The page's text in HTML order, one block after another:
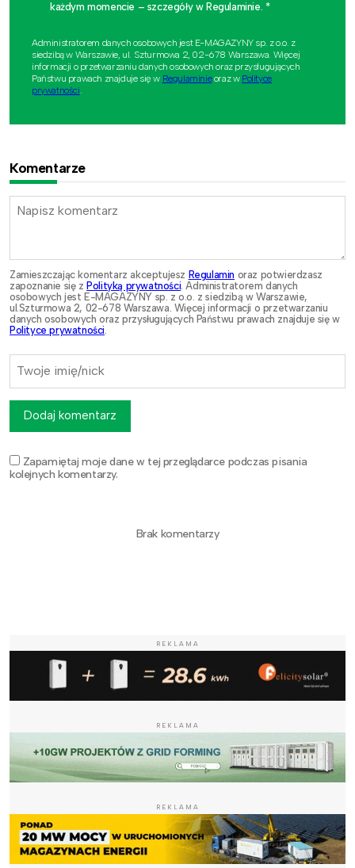
każdym momencie – szczegóły w Regulaminie. *
Administratorem danych osobowych jest E-MAGAZYNY sp. z o.o. z
siedzibą w Warszawie, ul. Szturmowa 2, 02-678 Warszawa. Więcej
informacji o przetwarzaniu danych osobowych oraz przysługujących
Państwu prawach znajduje się w Regulaminieoraz w Polityce
prywatności.
Komentarze
Zamieszczając komentarz akceptujesz Regulamin oraz potwierdzasz
zapoznanie się z Polityką prywatności. Administratorem danych
osobowych jest E-MAGAZYNY sp. z o.o. z siedzibą w Warszawie,
ul.Szturmowa 2, 02-678 Warszawa. Więcej informacji o przetwarzaniu
danych osobowych oraz przysługujących Państwu prawach znajduje się w
Polityce prywatności.
Zapamiętaj moje dane w tej przeglądarce podczas pisania
kolejnych komentarzy.
Dodaj komentarz
Brak komentarzy
REKLAMA
REKLAMA
REKLAMA